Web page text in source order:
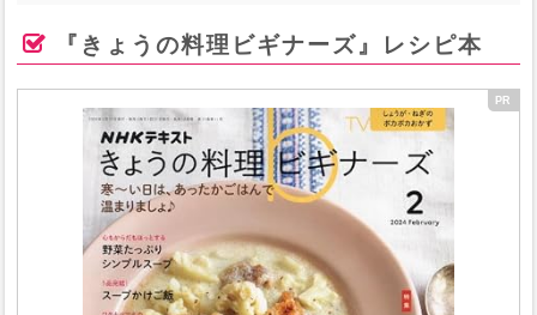
『きょうの料理ビギナーズ』レシピ本